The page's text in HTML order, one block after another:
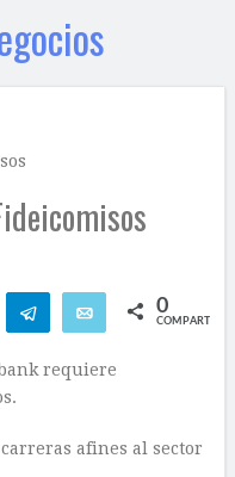
Telegram Email 0
COMPARTIR
requiere
afines al sector